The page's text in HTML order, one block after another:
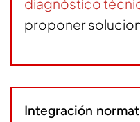
proponer
Integración